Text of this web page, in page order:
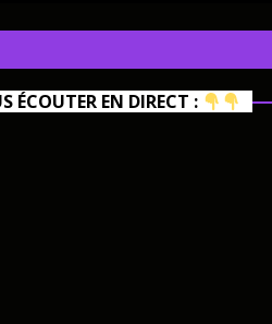
ÉCOUTER EN DIRECT :